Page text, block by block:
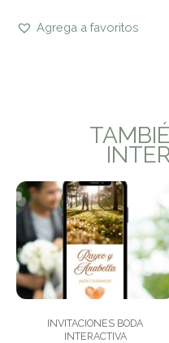
Agrega a favoritos
INVITACIONES BODA
INTERACTIVA